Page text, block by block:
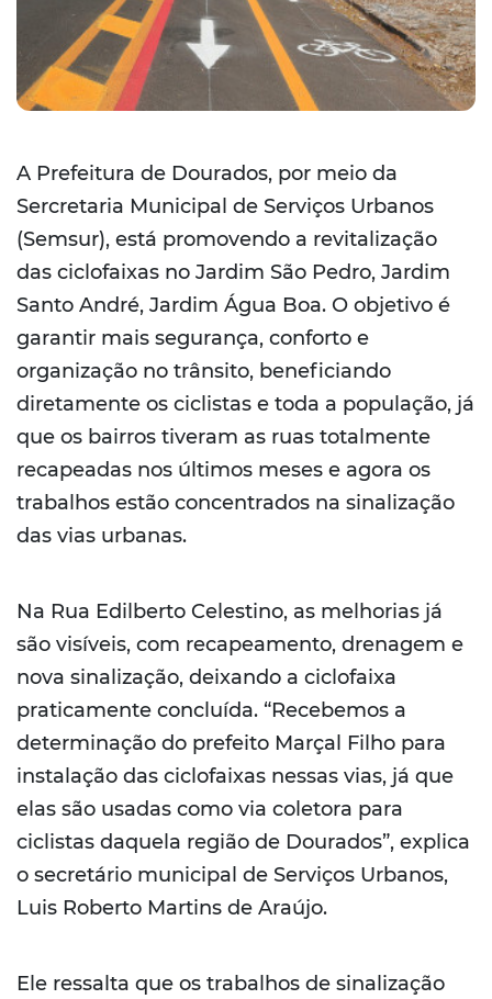
A Prefeitura de Dourados, por meio da
Sercretaria Municipal de Serviços Urbanos
(Semsur), está promovendo a revitalização
das ciclofaixas no Jardim São Pedro, Jardim
Santo André, Jardim Água Boa. O objetivo é
garantir mais segurança, conforto e
organização no trânsito, beneficiando
diretamente os ciclistas e toda a população, já
que os bairros tiveram as ruas totalmente
recapeadas nos últimos meses e agora os
trabalhos estão concentrados na sinalização
das vias urbanas.
Na Rua Edilberto Celestino, as melhorias já
são visíveis, com recapeamento, drenagem e
nova sinalização, deixando a ciclofaixa
praticamente concluída. “Recebemos a
determinação do prefeito Marçal Filho para
instalação das ciclofaixas nessas vias, já que
elas são usadas como via coletora para
ciclistas daquela região de Dourados”, explica
o secretário municipal de Serviços Urbanos,
Luis Roberto Martins de Araújo.
Ele ressalta que os trabalhos de sinalização